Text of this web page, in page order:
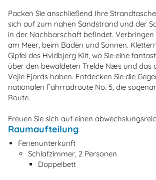
Packen Sie anschließend Ihre
sich auf zum nahen Sandstrand und der
in der Nachbarschaft befindet. Verbringen
am Meer, beim Baden und Sonnen.
Gipfel des Hvidbjerg Klit, wo Sie eine
über den bewaldeten Trelde Næs und das
Vejle Fjords haben. Entdecken Sie die
nationalen Fahrradroute No. 5, die
Route.
Freuen Sie sich auf einen
Raumaufteilung
Ferienunterkunft
Schlafzimmer, 2 Personen
Doppelbett